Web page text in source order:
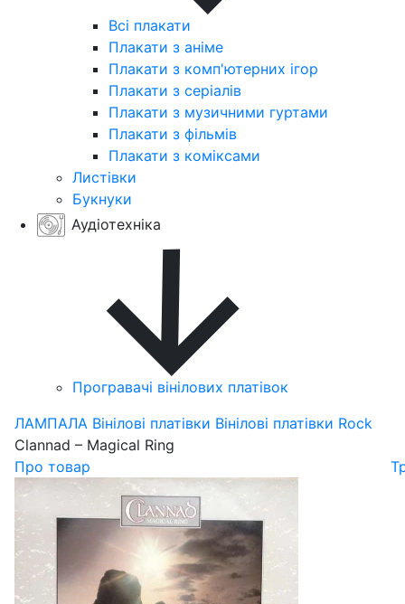
Всі плакати
Плакати з аніме
Плакати з комп'ютерних ігор
Плакати з серіалів
Плакати з музичними гуртами
Плакати з фільмів
Плакати з коміксами
Листівки
Букнуки
Аудіотехніка
Програвачі вінілових платівок
ЛАМПАЛА Вінілові платівки Вінілові платівки Rock
Clannad – Magical Ring
Про товар